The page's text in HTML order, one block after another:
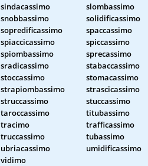
sindacassimo
slombassimo
snobbassimo
solidificassimo
sopredificassimo
spaccassimo
spiaccicassimo
spiccassimo
spiombassimo
sprecassimo
sradicassimo
stabaccassimo
stoccassimo
stomacassimo
strapiombassimo
strascicassimo
struccassimo
stuccassimo
taroccassimo
titubassimo
tracimo
trafficassimo
truccassimo
tubassimo
ubriacassimo
umidificassimo
vidimo